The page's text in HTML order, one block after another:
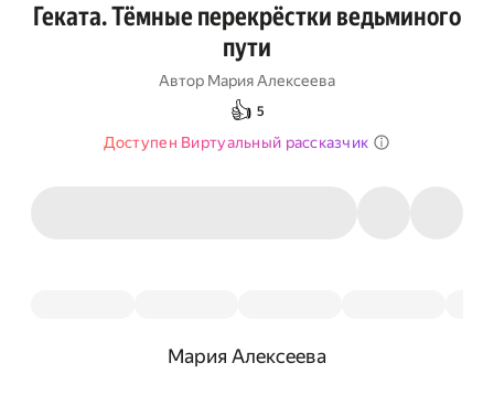
Геката. Тёмные перекрёстки ведьминого
пути
Автор Мария Алексеева
👍 5
Доступен Виртуальный рассказчик
Мария Алексеева